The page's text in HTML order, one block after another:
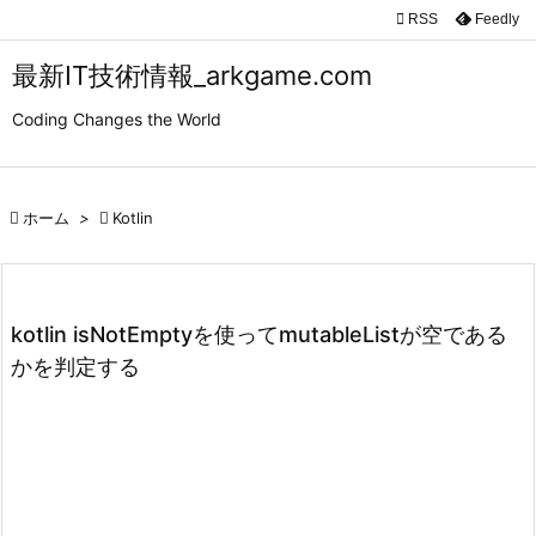
最新IT技術情報_arkgame.com
Coding Changes the World


検索
 RSS Feedly
 ホーム >  Kotlin
kotlin isNotEmptyを使ってmutableListが空である
かを判定する